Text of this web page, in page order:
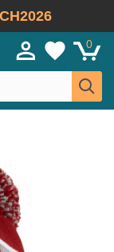
CH2026
0